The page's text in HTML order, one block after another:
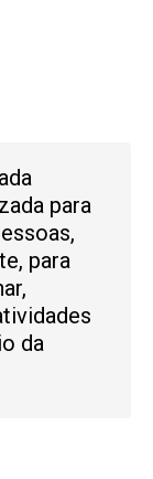
para
para
da